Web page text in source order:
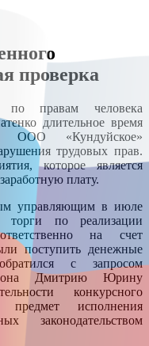
проверка
по правам человека
длительное время
ООО «Кундуйское»
трудовых прав.
которое является
плату.
управляющим в июле
по реализации
на счет
поступить денежные
с запросом
Дмитрию Юрину
конкурсного
исполнения
законодательством